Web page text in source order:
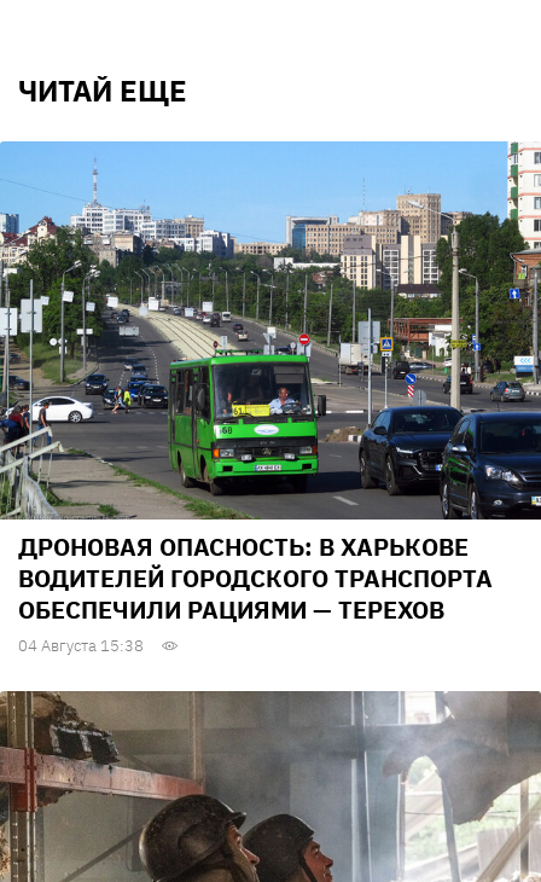
ЧИТАЙ ЕЩЕ
ДРОНОВАЯ ОПАСНОСТЬ: В ХАРЬКОВЕ
ВОДИТЕЛЕЙ ГОРОДСКОГО ТРАНСПОРТА
ОБЕСПЕЧИЛИ РАЦИЯМИ — ТЕРЕХОВ
04 Августа 15:38